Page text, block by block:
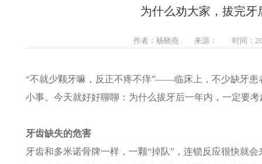
为什么劝大家，拔完
作者：杨晓燕 来源： 时间：
“不就少颗牙嘛，反正不疼不痒”——临床上，不少缺牙
小事。今天就好好聊聊：为什么拔牙后一年内，一定要
牙齿缺失的危害
牙齿和多米诺骨牌一样，一颗“掉队”，连锁反应很快就会